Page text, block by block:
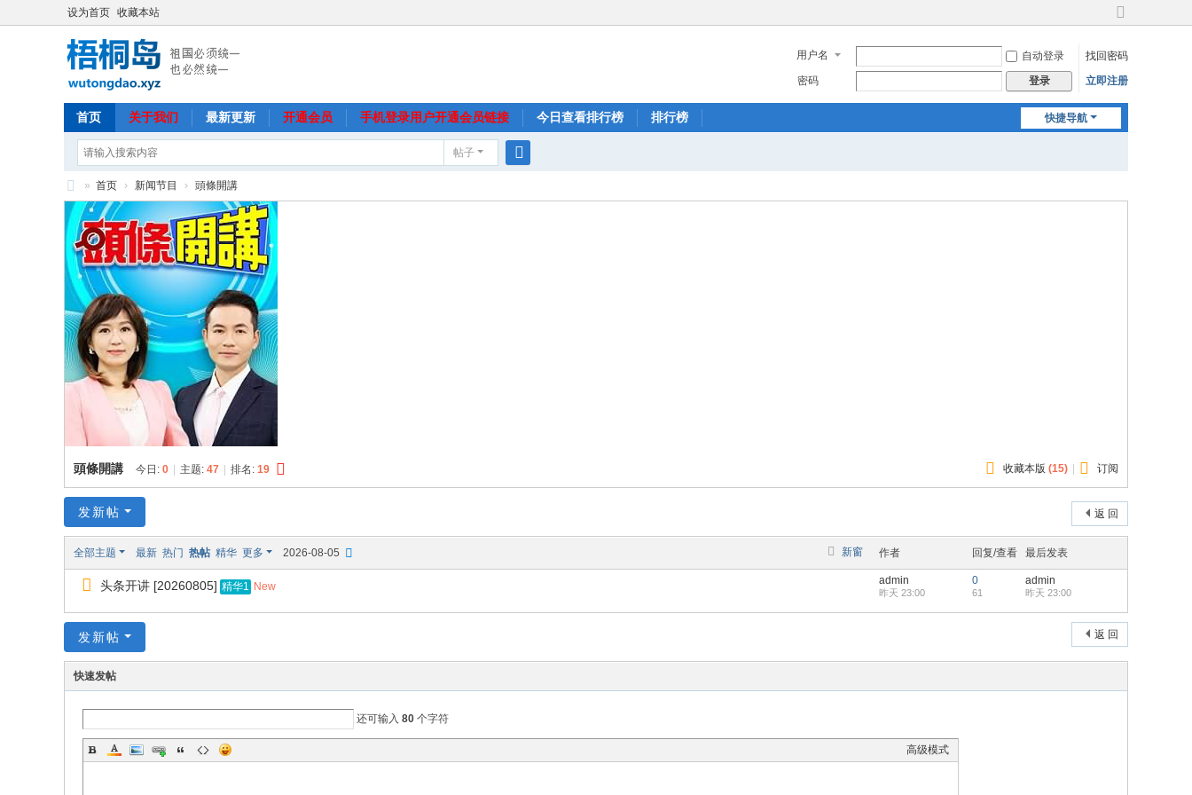
设为首页 收藏本站
切
到
宽
用户名 自动登录
找回密码
密码
登录 立即注册
快捷导航
首页 关于我们 最新更新 开通会员 手机登录用户开通会员链接 今日查看排行榜 排行榜
帖子
索
梧
桐
岛
» 首页 › 新闻节目 › 頭條開講
收藏本版 (15) 订阅
頭條開講 今日: 0 主题: 47 排名: 19
返 回
发新帖
新窗
全部主题 最新 热门 热帖 精华 更多 2026-08-05 作者 回复/查看 最后发表
头条开讲 [20260805] 精华1 New admin
昨天 23:00
0
61
admin
昨天 23:00
返 回
发新帖
快速发帖
还可输入 80 个字符
高级模式